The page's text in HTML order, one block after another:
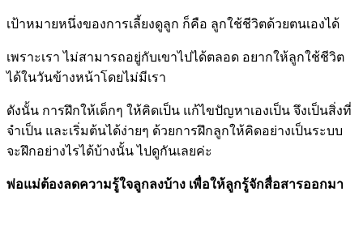
สอนอย่างไร ให้ลูกคิดเองเป็นตั้งแต่เล็ก
Writer :OttChan
6 พฤษภาคม 2565